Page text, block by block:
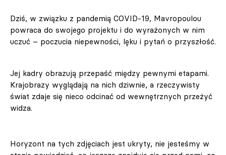
Dziś, w związku z pandemią COVID-19, Mavropoulou
powraca do swojego projektu i do wyrażonych w nim
uczuć – poczucia niepewności, lęku i pytań o przyszłość.
Jej kadry obrazują przepaść między pewnymi etapami.
Krajobrazy wyglądają na nich dziwnie, a rzeczywisty
świat zdaje się nieco odcinać od wewnętrznych przeżyć
widza.
Horyzont na tych zdjęciach jest ukryty, nie jesteśmy w